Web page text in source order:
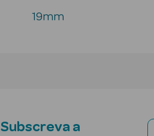
19mm
Subscreva a